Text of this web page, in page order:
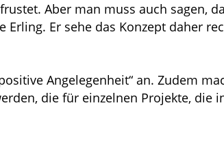
Aber man muss auch sagen,
Erling. Er sehe das Konzept daher
Angelegenheit“ an. Zudem
die für einzelnen Projekte, die